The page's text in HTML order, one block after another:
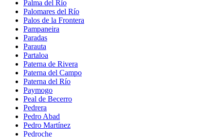
Palma del Río
Palomares del Río
Palos de la Frontera
Pampaneira
Paradas
Parauta
Partaloa
Paterna de Rivera
Paterna del Campo
Paterna del Río
Paymogo
Peal de Becerro
Pedrera
Pedro Abad
Pedro Martínez
Pedroche